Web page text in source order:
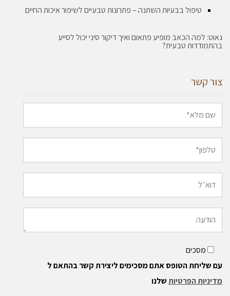
טיפול בבעיות השתנה – פתרונות טבעיים לשיפור איכות החיים
גאוט: למה הכאב מופיע פתאום ואיך דיקור סיני יכול לסייע
בהתמודדות טבעית?
צור קשר
מסכים
עם שליחת הטופס אתם מסכימים ליצירת קשר בהתאם ל
מדיניות הפרטיותשלנו